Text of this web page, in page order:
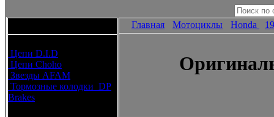
Цепи D.I.D
Цепи Choho
Звезды AFAM
Тормозные колодки DP
Brakes
Главная Мотоциклы Honda